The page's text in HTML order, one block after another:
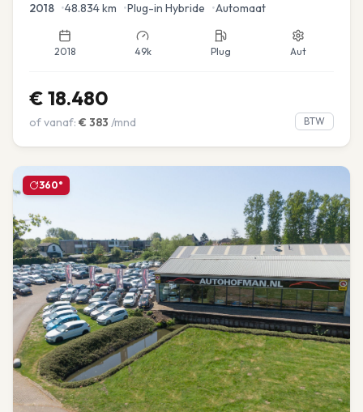
2018 •48.834km •Plug-in Hybride •Automaat
2018 49k Plug Aut
€ 18.480
of vanaf: € 383 /mnd BTW
360°